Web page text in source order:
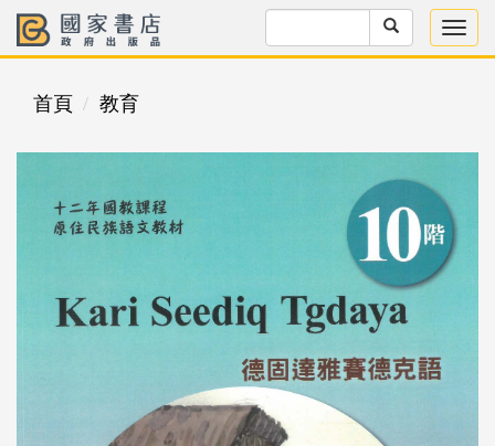
首頁 教育